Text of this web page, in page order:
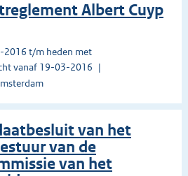
Albert Cuyp
2016 t/m heden met
vanaf 19-03-2016
van het
van de
van het